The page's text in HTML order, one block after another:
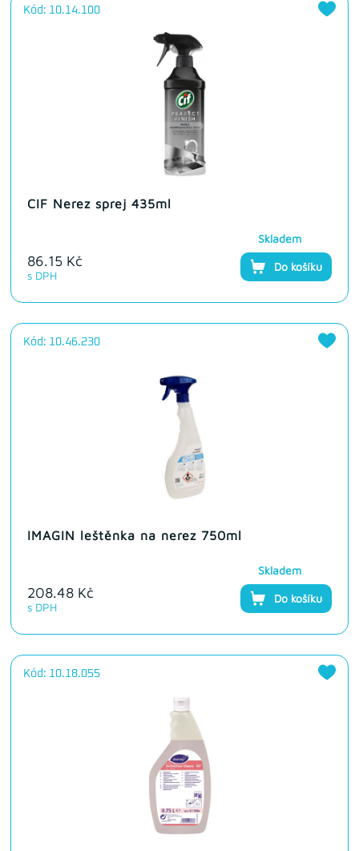
Kód: 10.14.100
CIF Nerez sprej 435ml
86.15 Kč
s DPH
Skladem
Do košíku
Kód: 10.46.230
IMAGIN leštěnka na nerez 750ml
208.48 Kč
s DPH
Skladem
Do košíku
Kód: 10.18.055